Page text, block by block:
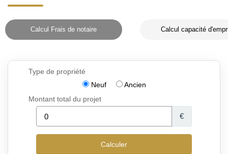
Calcul Frais de notaire Calcul capacité